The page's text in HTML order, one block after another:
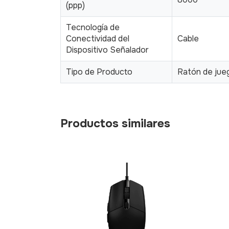
(ppp)
Tecnología de
Conectividad del
Dispositivo Señalador
Cable
Tipo de Producto Ratón de
Productos similares